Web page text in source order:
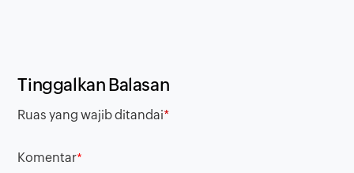
Tinggalkan Balasan
Ruas yang wajib ditandai*
Komentar*